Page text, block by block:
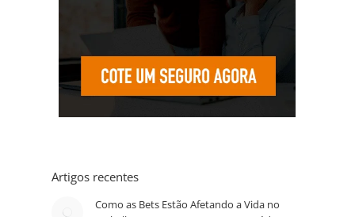
Artigos recentes
Como as Bets Estão Afetando a Vida no